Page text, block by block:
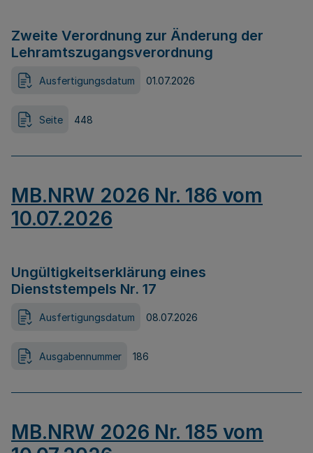
Zweite Verordnung zur Änderung der
Lehramtszugangsverordnung
Ausfertigungsdatum 01.07.2026
Seite 448
MB.NRW 2026 Nr. 186 vom
10.07.2026
Ungültigkeitserklärung eines
Dienststempels Nr. 17
Ausfertigungsdatum 08.07.2026
Ausgabennummer 186
MB.NRW 2026 Nr. 185 vom